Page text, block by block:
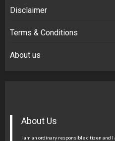
Disclaimer
Terms & Conditions
About us
About Us
I am an ordinary responsible citizen and